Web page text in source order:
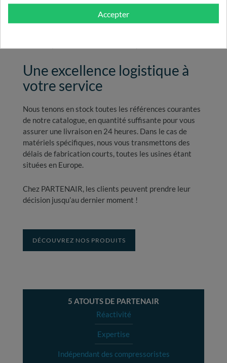
Notre catalogue est le fruit d’une sélection sévère de
Une excellence logistique à
votre service
Nous tenons en stock toutes les références courantes
de notre catalogue, en quantité suffisante pour vous
assurer une livraison en 24 heures. Dans le cas de
matériels spécifiques, nous vous transmettons des
délais de fabrication courts, toutes les usines étant
situées en Europe.
Chez PARTENAIR, les clients peuvent prendre leur
décision jusqu’au dernier moment !
DÉCOUVREZ NOS PRODUITS
5 ATOUTS DE PARTENAIR
Réactivité
Expertise
Indépendant des compressoristes
Accepter